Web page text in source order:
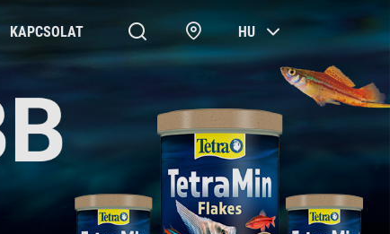
KAPCSOLAT HU